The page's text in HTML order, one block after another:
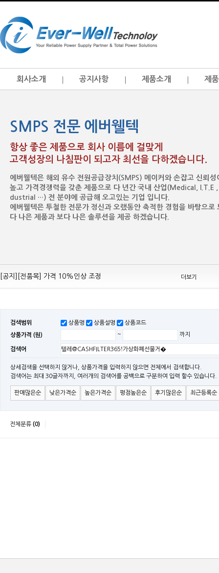
회사소개 공지사항 제품소개 제
SMPS 전문 에버웰텍
항상 좋은 제품으로 회사 이름에 걸맞게
고객성장의 나침판이 되고자 최선을 다하겠습니다.
에버웰텍은 해외 유수 전원공급장치(SMPS) 메이커와 손잡고 신뢰성
높고 가격경쟁력을 갖춘 제품으로 다 년간 국내 산업(Medical, I.T.E
dustrial …) 전 분야에 공급해 오고있는 기업 입니다.
에버웰텍은 투철한 전문가 정신과 오랬동안 축적한 경험을 바탕으로
다 나은 제품과 보다 나은 솔루션을 제공 하겠습니다.
[공지][Mean Well 제품 전품목] 10% 가격 인하 조정
[공지][전품목] 가격 10%인상 조정
[공지][민웰] 전품목 가격 조정의건
[민웰] RS 모델 출시
[공지]SMPS 저가형 [기획상품] 출시
[공지]12W~300W Medical Adapter"2017 NEW MODEL"[ADT] 출시
[공지][민웰] [민웰] 인버터 "정현파 / 유사 정현파" 시리즈 제품을 출시
[공지][민웰] LED 방수형 (CLG / CEN / HLG)시리즈 제품 출시
더보기
검색범위 상품명 상품설명 상품코드
상품가격 (원) ~ 까지
검색어
상세검색을 선택하지 않거나, 상품가격을 입력하지 않으면 전체에서 검색합니다.
검색어는 최대 30글자까지, 여러개의 검색어를 공백으로 구분하여 입력 할수 있습니다.
판매많은순 낮은가격순 높은가격순 평점높은순 후기많은순 최근등록순
전체분류 (0)